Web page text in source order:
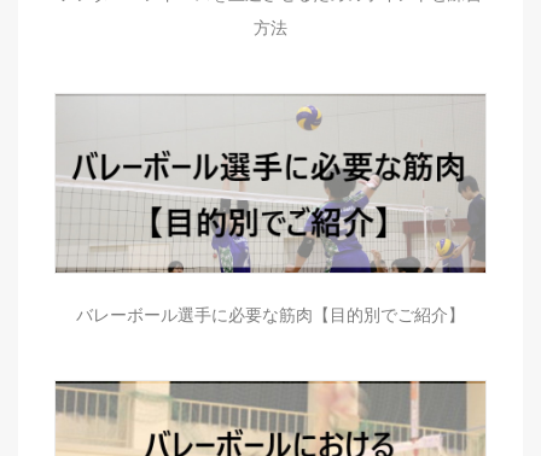
方法
バレーボール選手に必要な筋肉【目的別でご紹介】